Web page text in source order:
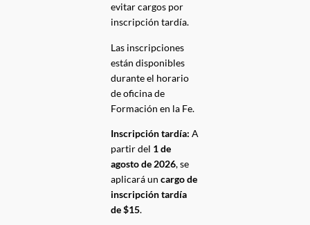
evitar cargos por
inscripción tardía.
Las inscripciones
están disponibles
durante el horario
de oficina de
Formación en la Fe.
Inscripción tardía: A
partir del 1 de
agosto de 2026, se
aplicará uncargo de
inscripción tardía
de $15.